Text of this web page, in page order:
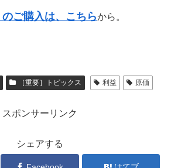
のご購入は、こちらから。
［重要］トピックス 利益 原価
スポンサーリンク
シェアする